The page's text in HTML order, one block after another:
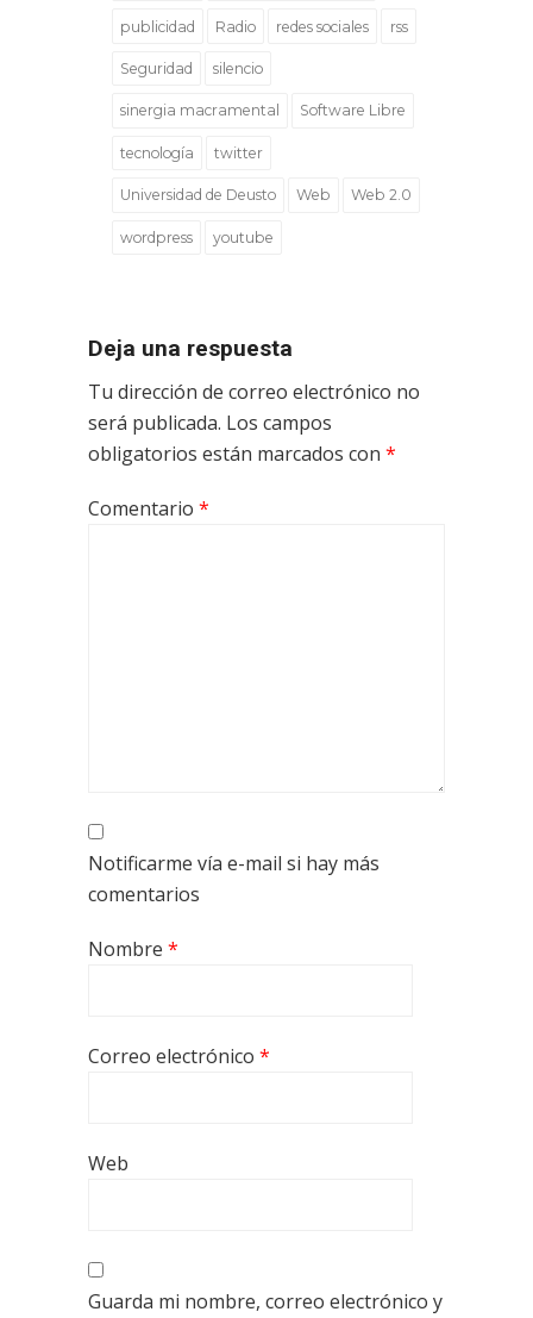
publicidad Radio redes sociales rss
Seguridad silencio
sinergia macramental Software Libre
tecnología twitter
Universidad de Deusto Web Web 2.0
wordpress youtube
Deja una respuesta
Tu dirección de correo electrónico no
será publicada. Los campos
obligatorios están marcados con *
Comentario *
Notificarme vía e-mail si hay más
comentarios
Nombre *
Correo electrónico *
Web
Guarda mi nombre, correo electrónico y